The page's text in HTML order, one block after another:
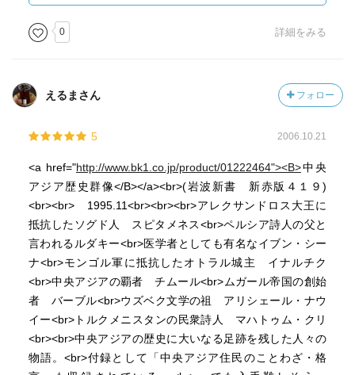
0 詳細をみる
えるまさん フォロー
5 2006.10.21
<a href="http://www.bk1.co.jp/product/01222464"><B>中央
アジア歴史群像</B></a><br>(岩波新書 新赤版４１９)
<br><br> 1995.11<br><br><br>アレクサンドロス大王に
抵抗したソグド人 スピタメネス<br>ペルシア詩人の父と
言われるルダキー<br>医学者としても有名なイブン・シー
ナ<br>モンゴル軍に抵抗したオトラル城主 イナルチク
<br>中央アジアの覇者 チムール<br>ムガール帝国の創始
者 バーブル<br>ウズベク文学の祖 アリシェール・ナウ
イー<br>トルクメニスタンの民衆詩人 マハトゥム・クリ
<br><br>中央アジアの歴史に大いなる足跡を残した人々の
物語。<br>付録として「中央アジア住民のことわざ・格